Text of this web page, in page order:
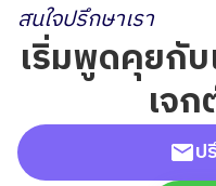
สนใจปรึกษาเรา
เริ่มพูดคุยกับ
เจ
ป